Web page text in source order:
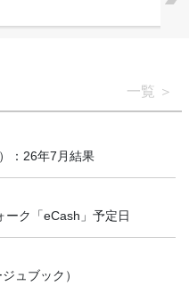
一覧
：26年7月結果
ーク「eCash」予定日
ュブック）